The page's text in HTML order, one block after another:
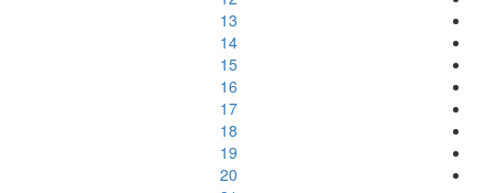
13
14
15
16
17
18
19
20